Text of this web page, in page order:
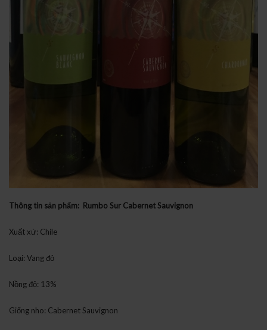
Thông tin sản phẩm: Rumbo Sur Cabernet Sauvignon
Xuất xứ: Chile
Loại: Vang đỏ
Nồng độ: 13%
Giống nho: Cabernet Sauvignon